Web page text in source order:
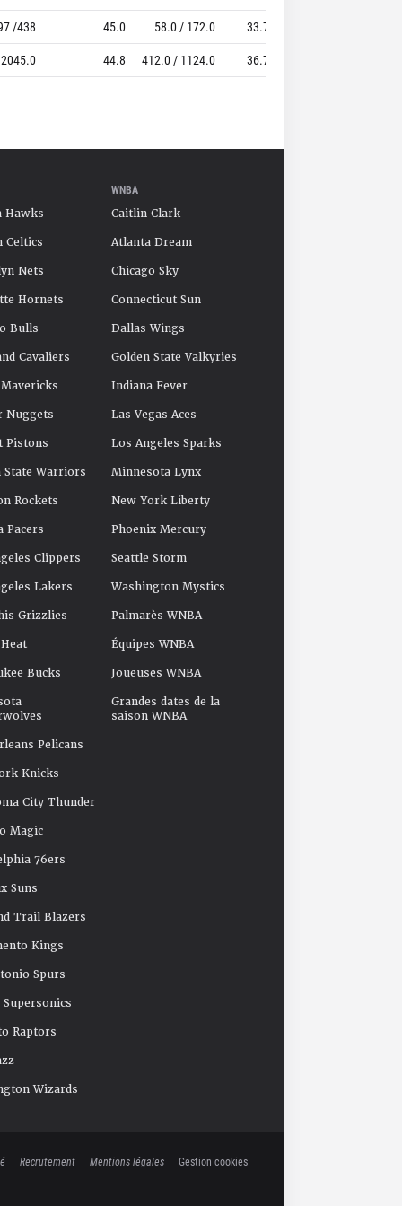
/438 45.0 58.0 / 172.0 33.7
44.8 412.0 / 1124.0 36.7
Hawks
Celtics
Nets
Hornets
Bulls
Cavaliers
Nuggets
Pistons
State Warriors
Rockets
Pacers
Clippers
Lakers
Grizzlies
Bucks
Pelicans
Knicks
City Thunder
Magic
76ers
Suns
Trail Blazers
Kings
Spurs
Supersonics
Raptors
Wizards
WNBA
Caitlin Clark
Atlanta Dream
Chicago Sky
Connecticut Sun
Dallas Wings
Golden State Valkyries
Indiana Fever
Las Vegas Aces
Los Angeles Sparks
Minnesota Lynx
New York Liberty
Phoenix Mercury
Seattle Storm
Washington Mystics
Palmarès WNBA
Équipes WNBA
Joueuses WNBA
Grandes dates de la
saison WNBA
Recrutement Mentions légales Gestion cookies